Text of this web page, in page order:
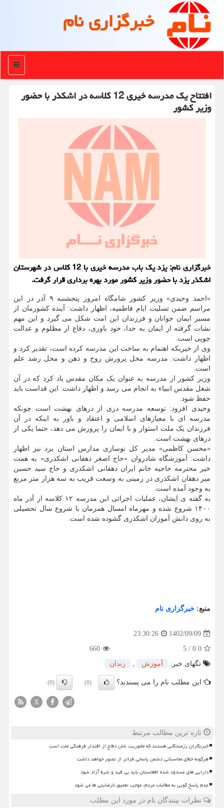
خبرگزاری نام
منو
افتتاح یک مدرسه خیری 12 کلاسه در اشکذر با حضور
وزیر کشور
خبرگزاری نام: یزد یک باب مدرسه خیری با 12 کلاس در شهرستان
اشکذر یزد با حضور وزیر کشور مورد بهره برداری قرار گرفت.
«احمد وحیدی» وزیر کشور شامگاه امروز پنجشنبه ۹ آذر در این
مراسم ضمن تسلیت ایام فاطمیه، اظهار داشت: آینده کشورمان از
مسیر ایمان جوانان و فرزندان این امت شکل می گیرد و این مهم
نشات گرفته از ایمان به خدا، خود باوری، دفاع از مظلوم و عدالت
جویی است.
وی از خیریکه اهتمام به ساخت این مدرسه کرده است، تقدیر کرد و
اظهار داشت: مدرسه محل پرورش روح و ذهن و محل رشد علم
است.
وزیر کشور از مدرسه به عنوان یک مکان مقدس یاد کرد که در آن
شغل مقدس انبیاء به انجام می رسد و اظهار داشت: این قداست باید
حفظ شود.
وحیدی افزود: توسعه مدرسه دری از درهای بهشت است چونکه
مدرسه ای با معیارهای اسلامی و اعتقاد و باور به اینکه در آن
فرزندان یک ملت استوار و با ایمان را پرورش می دهد، حتما یکی از
درهای بهشت است.
«محسن کاظمی» مدیر کل نوسازی مدارس استان یزد نیز اظهار
داشت: آموزشگاه شادروان «حاج اصغر دهقانی اشکذری» به همت
خیر محترمه حاجیه خانم ایران دهقانی اشکذری و حاج سید حسین
میر دهقان اشکذری در زمینی به وسعت قریب به سه هزار متر مربع
به وجود آمده است.
به گفته ی ایشان، عملیات اجرائی این مدرسه ۱۲ کلاسه از آذر ماه
۱۴۰۰ شروع شده و مهرماه امسال همزمان با شروع سال تحصیلی
به روی دانش آموزان اشکذری گشوده شده است.
منبع: خبرگزاری نام
1402/09/09
23:30:26
0.0
/
5
660
تگهای خبر:
آموزش , زندان
این مطلب نام را می پسندید؟ (0)
(0)
X
تازه ترین مطالب مرتبط
خبرنگاران رزمندگانی هستند که مأموریت شان دفاع از اقتدار فرهنگی ملت است
هرگونه خطای محاسباتی دشمن پاسخی فراتر از تصور خواهد داشت
دارایی های مسدود شده افغانستان باید بی قید و شرط آزاد شود
عدم پاسخ گویی به مطالبات مردم، موجب تعمیق نارضایتی ها می شود
نظرات بینندگان نام در مورد این مطلب